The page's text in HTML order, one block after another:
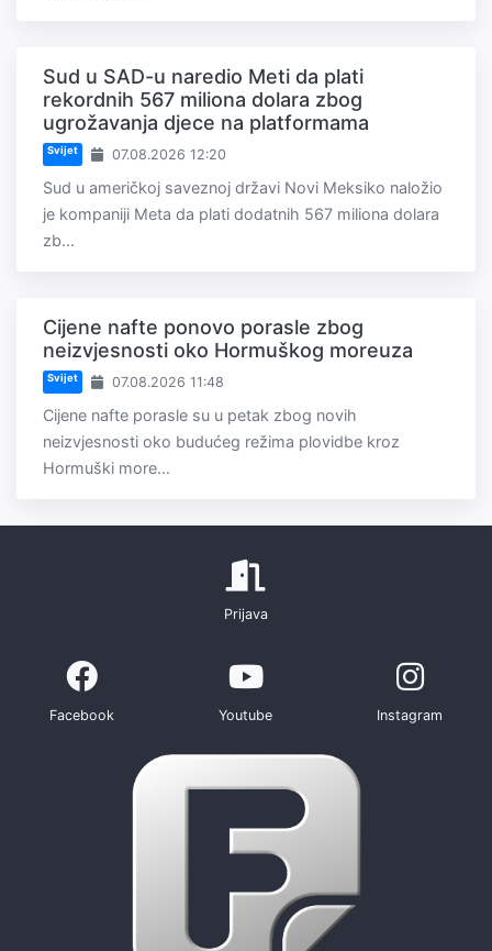
Sud u SAD-u naredio Meti da plati
rekordnih 567 miliona dolara zbog
ugrožavanja djece na platformama
Svijet 07.08.2026 12:20
Sud u američkoj saveznoj državi Novi Meksiko naložio
je kompaniji Meta da plati dodatnih 567 miliona dolara
zb...
Cijene nafte ponovo porasle zbog
neizvjesnosti oko Hormuškog moreuza
Svijet 07.08.2026 11:48
Cijene nafte porasle su u petak zbog novih
neizvjesnosti oko budućeg režima plovidbe kroz
Hormuški more...
Prijava
Facebook Youtube Instagram